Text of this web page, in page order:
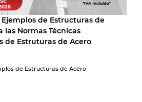
Ejemplos de Estructuras de
las Normas Técnicas
de Estruturas de Acero
de Estructuras de Acero